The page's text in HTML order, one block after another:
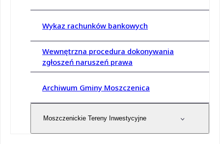
Wykaz rachunków bankowych
Wewnętrzna procedura dokonywania
zgłoszeń naruszeń prawa
Archiwum Gminy Moszczenica
Moszczenickie Tereny Inwestycyjne